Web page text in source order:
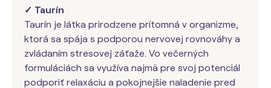
✓ Taurín
Taurín je látka prirodzene prítomná v organizme,
ktorá sa spája s podporou nervovej rovnováhy a
zvládaním stresovej záťaže. Vo večerných
formuláciách sa využíva najmä pre svoj potenciál
podporiť relaxáciu a pokojnejšie naladenie pred